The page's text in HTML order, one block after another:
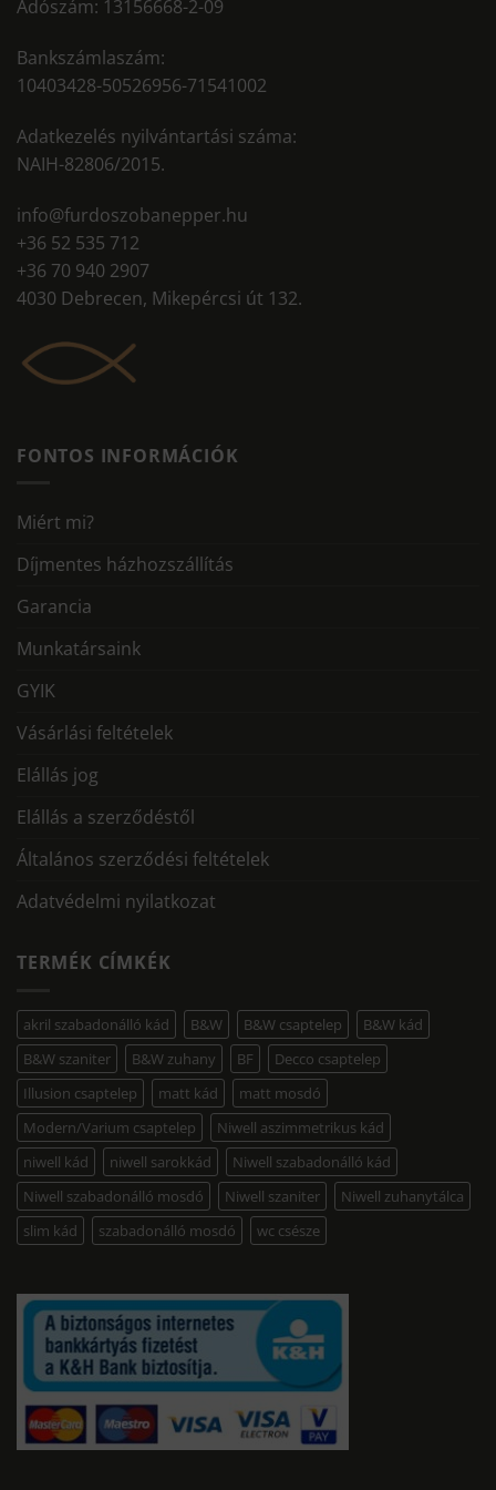
Adószám: 13156668-2-09
Bankszámlaszám:
10403428-50526956-71541002
Adatkezelés nyilvántartási száma:
NAIH-82806/2015.
info@furdoszobanepper.hu
+36 52 535 712
+36 70 940 2907
4030 Debrecen, Mikepércsi út 132.
FONTOS INFORMÁCIÓK
Miért mi?
Díjmentes házhozszállítás
Garancia
Munkatársaink
GYIK
Vásárlási feltételek
Elállás jog
Elállás a szerződéstől
Általános szerződési feltételek
Adatvédelmi nyilatkozat
TERMÉK CÍMKÉK
akril szabadonálló kád B&W B&W csaptelep
B&W kád
B&W szaniter
B&W zuhany BF
Decco csaptelep
Illusion csaptelep
matt kád
matt mosdó
Modern/Varium csaptelep
Niwell aszimmetrikus kád
niwell kád
niwell sarokkád
Niwell szabadonálló kád
Niwell szabadonálló mosdó
Niwell szaniter
Niwell zuhanytálca
slim kád
szabadonálló mosdó wc csésze